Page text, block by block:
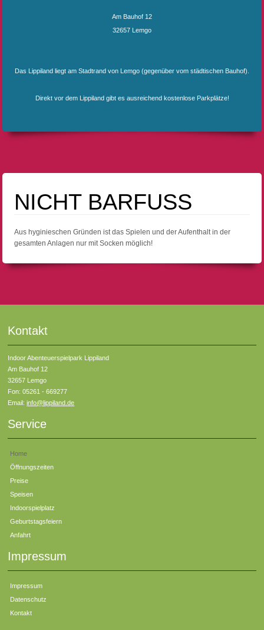
Am Bauhof 12
32657 Lemgo
Das Lippiland liegt am Stadtrand von Lemgo (gegenüber vom städtischen Bauhof).
Direkt vor dem Lippiland gibt es ausreichend kostenlose Parkplätze!
NICHT BARFUSS
Aus hyginieschen Gründen ist das Spielen und der Aufenthalt in der
gesamten Anlagen nur mit Socken möglich!
Kontakt
Indoor Abenteuerspielpark Lippiland
Am Bauhof 12
32657 Lemgo
Fon: 05261 - 669277
Email:info@lippiland.de
Service
Home
Öffnungszeiten
Preise
Speisen
Indoorspielplatz
Geburtstagsfeiern
Anfahrt
Impressum
Impressum
Datenschutz
Kontakt